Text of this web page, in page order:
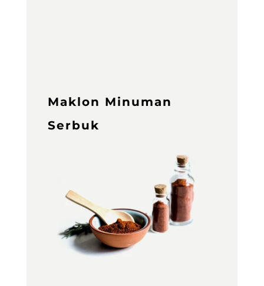
Maklon Minuman
Serbuk